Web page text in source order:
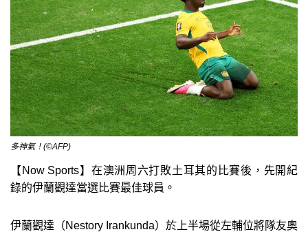
多神氣！(©AFP)
【Now Sports】在澳洲周六打敗土耳其的比賽後，先開紀
錄的伊蘭觀達當選比賽最佳球員。
伊蘭觀達（Nestory Irankunda）於上半場從左輔位將隊友奧